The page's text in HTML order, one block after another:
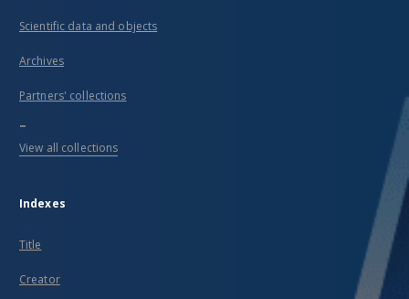
Scientific data and objects
Archives
Partners' collections
...
View all collections
Indexes
Title
Creator